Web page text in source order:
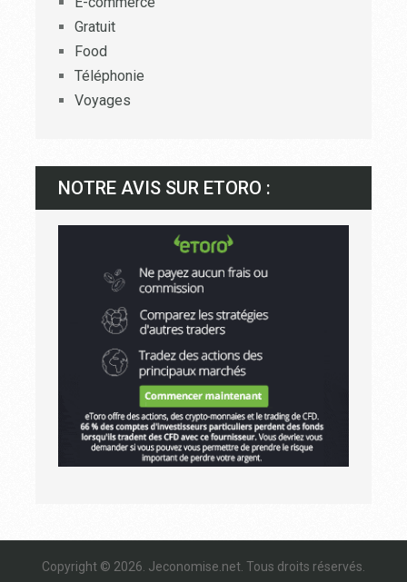
Gratuit
Food
Téléphonie
Voyages
NOTRE AVIS SUR ETORO :
Copyright © 2026. Jeconomise.net. Tous droits réservés.